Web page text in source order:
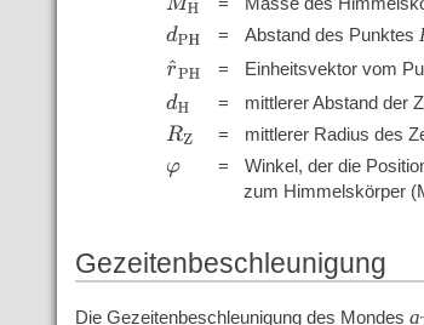
MH
dPH = Abstand des Punktes
r^PH = Einheitsvektor vom
dH =
mittlerer Abstand der
RZ =
mittlerer Radius des
φ
= Winkel, der die
zum Himmelskörper
Gezeitenbeschleunigung
Die Gezeitenbeschleunigung des Mondesa